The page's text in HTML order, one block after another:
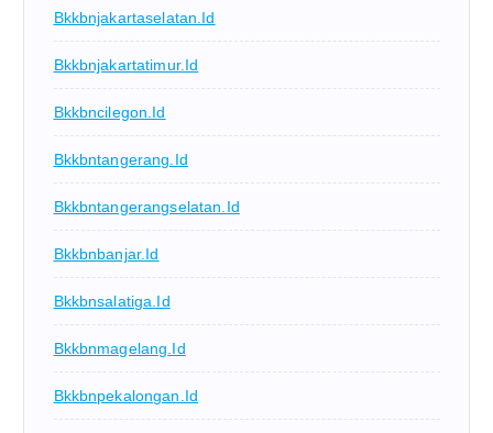
Bkkbnjakartaselatan.id
Bkkbnjakartatimur.id
Bkkbncilegon.id
Bkkbntangerang.id
Bkkbntangerangselatan.id
Bkkbnbanjar.id
Bkkbnsalatiga.id
Bkkbnmagelang.id
Bkkbnpekalongan.id